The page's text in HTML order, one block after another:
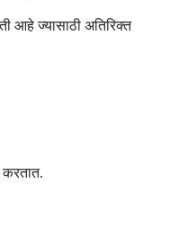
आहे ज्यासाठी अतिरिक्त
करतात.